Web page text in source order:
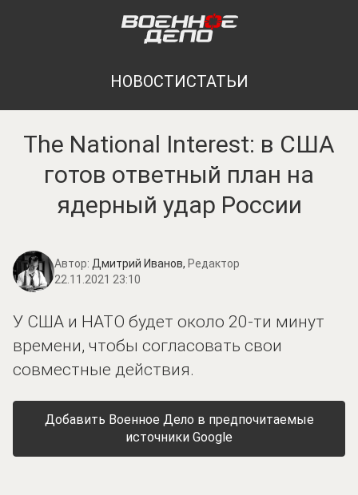
НОВОСТИСТАТЬИ
The National Interest: в США
готов ответный план на
ядерный удар России
Автор: Дмитрий Иванов, Редактор
22.11.2021 23:10
У США и НАТО будет около 20-ти минут
времени, чтобы согласовать свои
совместные действия.
Добавить Военное Дело в предпочитаемые
источники Google